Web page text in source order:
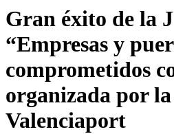
Gran éxito de la
“Empresas y
comprometidos
organizada por
Valenciaport